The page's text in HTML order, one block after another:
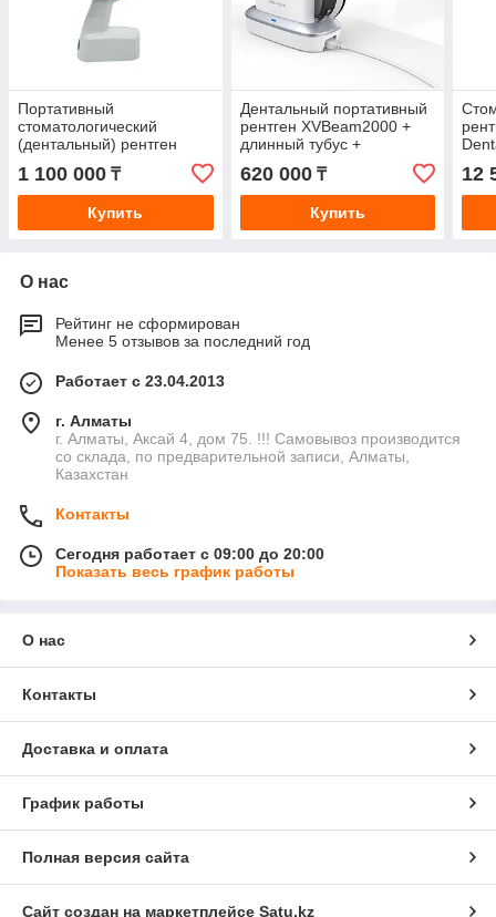
Портативный
стоматологический
(дентальный) рентген
Vatech EzRay Air Portable |
(Ю. Корея)
1 100 000 ₸
Купить
Дентальный портативный
рентген XVBeam2000 +
длинный тубус +
защитное стекло
620 000₸
Купить
12
О нас
Рейтинг не сформирован
Менее 5 отзывов за последний год
Работает с 23.04.2013
г. Алматы
г. Алматы, Аксай 4, дом 75. !!! Самовывоз производится
со склада, по предварительной записи, Алматы,
Казахстан
Контакты
Сегодня работает с 09:00 до 20:00
Показать весь график работы
О нас
Контакты
Доставка и оплата
График работы
Полная версия сайта
Сайт создан на маркетплейсе Satu.kz